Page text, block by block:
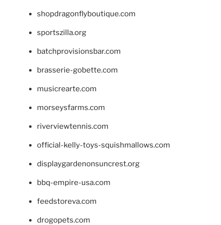
shopdragonflyboutique.com
sportszilla.org
batchprovisionsbar.com
brasserie-gobette.com
musicrearte.com
morseysfarms.com
riverviewtennis.com
official-kelly-toys-squishmallows.com
displaygardenonsuncrest.org
bbq-empire-usa.com
feedstoreva.com
drogopets.com